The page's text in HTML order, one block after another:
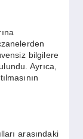
bilgilere
Ayrıca,
arasındaki